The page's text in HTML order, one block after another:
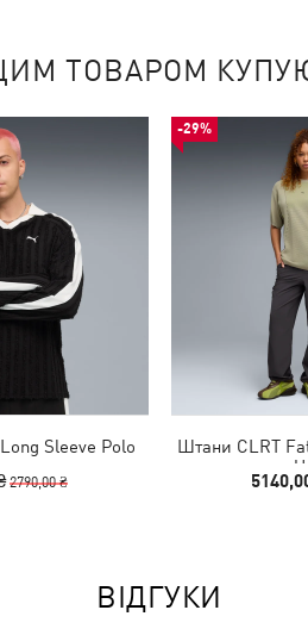
ТОВАРОМ
Sleeve Polo
2790,00 ₴
-29%
Штани CLRT
ВІДГУКИ